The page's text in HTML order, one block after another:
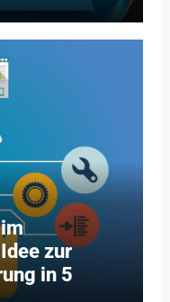
zur
in 5